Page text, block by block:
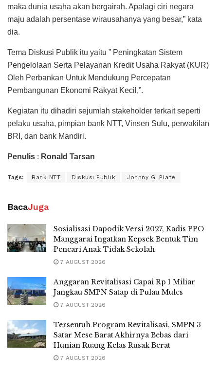
maka dunia usaha akan bergairah. Apalagi ciri negara
maju adalah persentase wirausahanya yang besar,” kata
dia.
Tema Diskusi Publik itu yaitu ” Peningkatan Sistem
Pengelolaan Serta Pelayanan Kredit Usaha Rakyat (KUR)
Oleh Perbankan Untuk Mendukung Percepatan
Pembangunan Ekonomi Rakyat Kecil,”.
Kegiatan itu dihadiri sejumlah stakeholder terkait seperti
pelaku usaha, pimpian bank NTT, Vinsen Sulu, perwakilan
BRI, dan bank Mandiri.
Penulis : Ronald Tarsan
Tags: Bank NTT Diskusi Publik Johnny G. Plate
BacaJuga
Sosialisasi Dapodik Versi 2027, Kadis PPO
Manggarai Ingatkan Kepsek Bentuk Tim
Pencari Anak Tidak Sekolah
7 AUGUST 2026
Anggaran Revitalisasi Capai Rp 1 Miliar
Jangkau SMPN Satap di Pulau Mules
7 AUGUST 2026
Tersentuh Program Revitalisasi, SMPN 3
Satar Mese Barat Akhirnya Bebas dari
Hunian Ruang Kelas Rusak Berat
7 AUGUST 2026